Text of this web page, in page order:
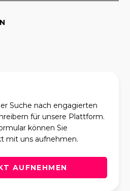
Suche nach engagierten
für unsere Plattform.
können Sie
mit uns aufnehmen.
AUFNEHMEN